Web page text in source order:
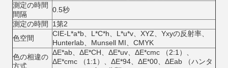
測定の時間
間隔
0.5秒
測定の時間
1第2
色空間
CIE-L*a*b、L*C*h、L*u*v、XYZ、Yxyの反射率、
Hunterlab、Munsell MI、CMYK
色の相違の
方式
ΔE*ab、ΔE*CH、ΔE*uv、ΔE*cmc （2:1）、
ΔE*cmc （1:1）、ΔE*94、ΔE*00、ΔEab （ハンタ